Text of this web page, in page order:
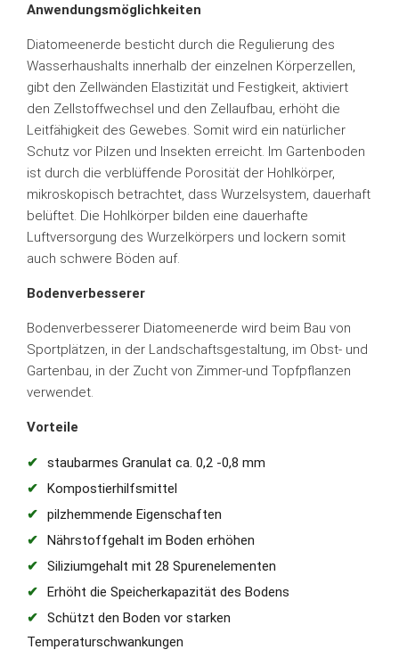
Anwendungsmöglichkeiten
Diatomeenerde besticht durch die Regulierung des
Wasserhaushalts innerhalb der einzelnen Körperzellen,
gibt den Zellwänden Elastizität und Festigkeit, aktiviert
den Zellstoffwechsel und den Zellaufbau, erhöht die
Leitfähigkeit des Gewebes. Somit wird ein natürlicher
Schutz vor Pilzen und Insekten erreicht. Im Gartenboden
ist durch die verblüffende Porosität der Hohlkörper,
mikroskopisch betrachtet, dass Wurzelsystem, dauerhaft
belüftet. Die Hohlkörper bilden eine dauerhafte
Luftversorgung des Wurzelkörpers und lockern somit
auch schwere Böden auf.
Bodenverbesserer
Bodenverbesserer Diatomeenerde wird beim Bau von
Sportplätzen, in der Landschaftsgestaltung, im Obst- und
Gartenbau, in der Zucht von Zimmer-und Topfpflanzen
verwendet.
Vorteile
staubarmes Granulat ca. 0,2 -0,8 mm
Kompostierhilfsmittel
pilzhemmende Eigenschaften
Nährstoffgehalt im Boden erhöhen
Siliziumgehalt mit 28 Spurenelementen
Erhöht die Speicherkapazität des Bodens
Schützt den Boden vor starken
Temperaturschwankungen